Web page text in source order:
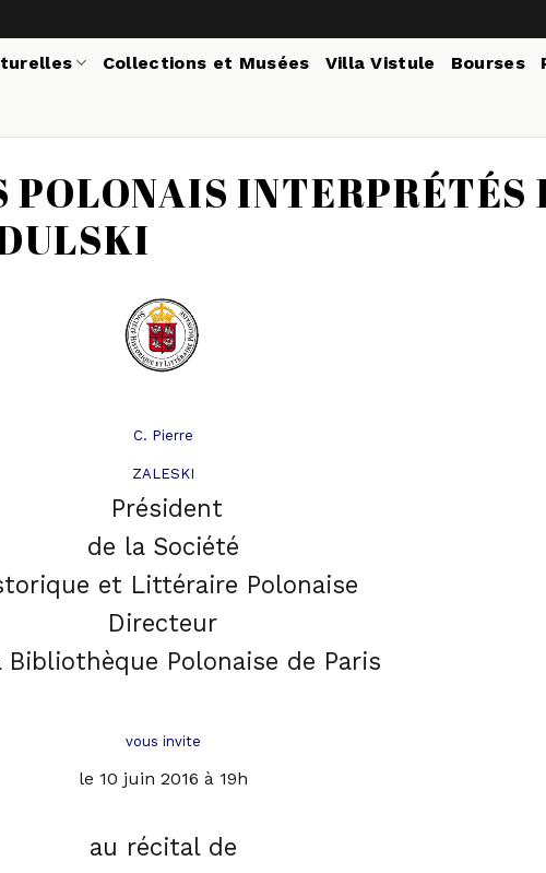
Collections et Musées Villa Vistule Bourses
INTERPRÉTÉS
C. Pierre
ZALESKI
Président
de la Société
et Littéraire Polonaise
Directeur
Bibliothèque Polonaise de Paris
vous invite
le 10 juin 2016 à 19h
au récital de